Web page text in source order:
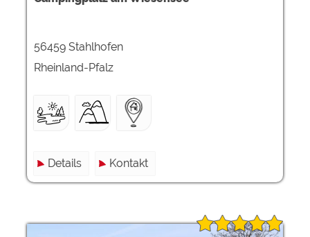
56459 Stahlhofen
Rheinland-Pfalz
Details Kontakt